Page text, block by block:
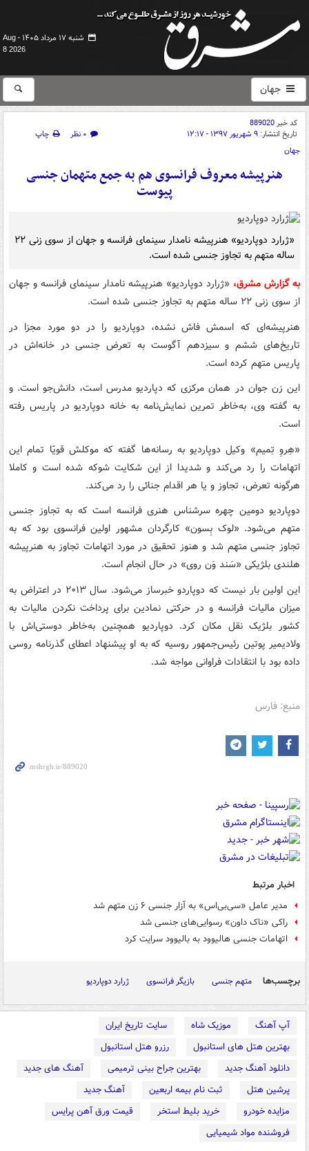
شنبه ۱۷ مرداد ۱۴۰۵ -
Aug
8 2026
جهان
کد خبر889020
تاریخ انتشار: ۹ شهریور ۱۳۹۷ - ۱۲:۱۷ ۰ نظر
چاپ
جهان
هنرپیشه معروف فرانسوی هم به جمع متهمان جنسی
پیوست
«ژرارد دوپاردیو» هنرپیشه نامدار سینمای فرانسه و جهان از سوی زنی ۲۲
ساله متهم به تجاوز جنسی شده است.
به گزارش مشرق، «ژرارد دوپاردیو» هنرپیشه نامدار سینمای فرانسه و جهان
از سوی زنی ۲۲ ساله متهم به تجاوز جنسی شده است.
هنرپیشه‌ای که اسمش فاش نشده، دوپاردیو را در دو مورد مجزا در
تاریخ‌های ششم و سیزدهم آگوست به تعرض جنسی در خانه‌اش در
پاریس متهم کرده است.
این زن جوان در همان مرکزی که دپاردیو مدرس است، دانش‌جو است. و
به گفته وی، به‌خاطر تمرین نمایش‌نامه به خانه دوپاردیو در پاریس رفته
است.
«هِروِ تِمیم» وکیل دوپاردیو به رسانه‌ها گفته که موکلش قویّا تمام این
اتهامات را رد می‌کند و شدیدا از این شکایت شوکه شده است و کاملا
هرگونه تعرض، تجاوز و یا هر اقدام جنائی را رد می‌کند.
دوپاردیو دومین چهره سرشناس هنری فرانسه است که به تجاوز جنسی
متهم می‌شود. «لوک بِسون» کارگردان مشهور اولین فرانسوی بود که به
تجاوز جنسی متهم شد و هنوز تحقیق در مورد اتهامات تجاوز به هنرپیشه
هلندی بلژیکی «سَند وَن روی» در حال انجام است.
این اولین بار نیست که دوپاردو خبرساز می‌شود. سال ۲۰۱۳ در اعتراض به
میزان مالیات فرانسه و در حرکتی نمادین برای پرداخت نکردن مالیات به
کشور بلژیک نقل مکان کرد. دوپاردیو همچنین به‌خاطر دوستی‌اش با
ولادیمیر پوتین رئیس‌جمهور روسیه که به او پیشنهاد اعطای گذرنامه روسی
داده بود با انتقادات فراوانی مواجه شد.
منبع: فارس
اخبار مرتبط
مدیر عامل «سی‌بی‌اس» به آزار جنسی ۶ زن متهم شد
راکی «ناک داون» رسوایی‌های جنسی شد
اتهامات جنسی هالیوود به بالیوود سرایت کرد
برچسب‌ها متهم جنسی بازیگر فرانسوی ژرارد دوپاردیو
آپ آهنگ موزیک شاه
سایت تاریخ ایران
بهترین هتل های استانبول
رزرو هتل استانبول
دانلود آهنگ جدید
بهترین جراح بینی ترمیمی
آهنگ های جدید
پرشین هتل
ثبت نام بیمه اربعین
آهنگ جدید
مزایده خودرو
خرید بلیط استخر
قیمت ورق آهن پرایس
فروشنده مواد شیمیایی